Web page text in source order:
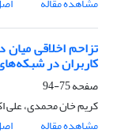
تزاحم اخلاقی
کاربران در
صفحه75-94
کریم خان محمدی، علی
مشاهده مقاله